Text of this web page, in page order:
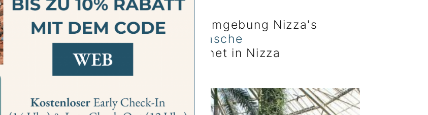
in Nizza? Ausgehen in Nizza
Umgebung Nizza's
Events
#NizzaInIhrerTasche
Aktualitäten
Wenn es regnet in Nizza
Aktivitäten in Nizza